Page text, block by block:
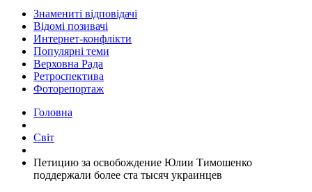
Знамениті відповідачі
Відомі позивачі
Интернет-конфлікти
Популярні теми
Верховна Рада
Ретроспектива
Фоторепортаж
Головна
Світ
Петицию за освобождение Юлии Тимошенко
поддержали более ста тысяч украинцев